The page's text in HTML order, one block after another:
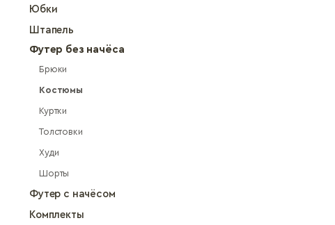
Юбки
Штапель
Футер без начёса
Брюки
Костюмы
Куртки
Толстовки
Худи
Шорты
Футер с начёсом
Комплекты